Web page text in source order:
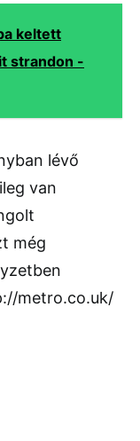
keltett
strandon -
lévő
van
még
metro.co.uk/